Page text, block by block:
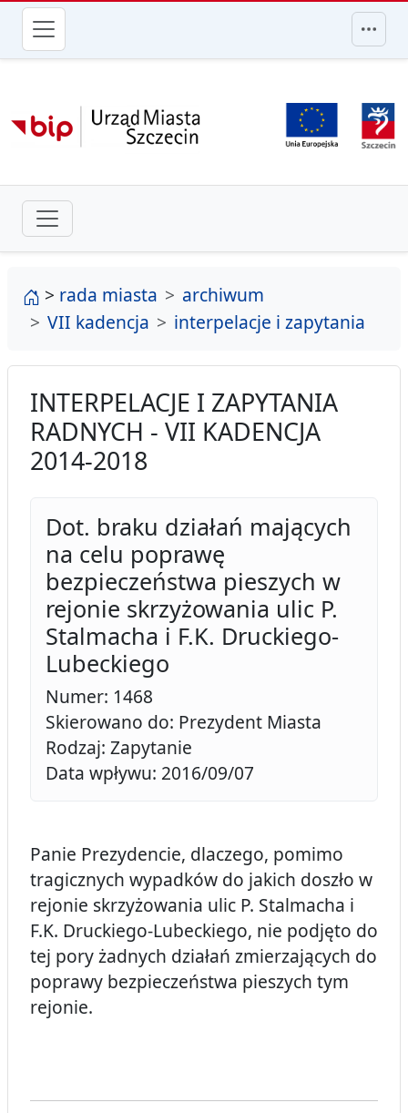
przejdź do głównego menu
strona główna
> rada miasta
archiwum
VII kadencja
interpelacje i zapytania
INTERPELACJE I ZAPYTANIA
RADNYCH - VII KADENCJA
2014-2018
Dot. braku działań mających
na celu poprawę
bezpieczeństwa pieszych w
rejonie skrzyżowania ulic P.
Stalmacha i F.K. Druckiego-
Lubeckiego
Numer: 1468
Skierowano do: Prezydent Miasta
Rodzaj: Zapytanie
Data wpływu: 2016/09/07
Panie Prezydencie, dlaczego, pomimo
tragicznych wypadków do jakich doszło w
rejonie skrzyżowania ulic P. Stalmacha i
F.K. Druckiego-Lubeckiego, nie podjęto do
tej pory żadnych działań zmierzających do
poprawy bezpieczeństwa pieszych tym
rejonie.